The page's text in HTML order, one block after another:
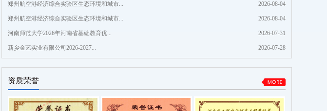
郑州航空港经济综合实验区生态环境和城市... 2026-08-04
郑州航空港经济综合实验区生态环境和城市... 2026-08-04
河南师范大学2026年河南省基础教育优... 2026-07-31
新乡金艺实业有限公司2026-2027... 2026-07-28
资质荣誉